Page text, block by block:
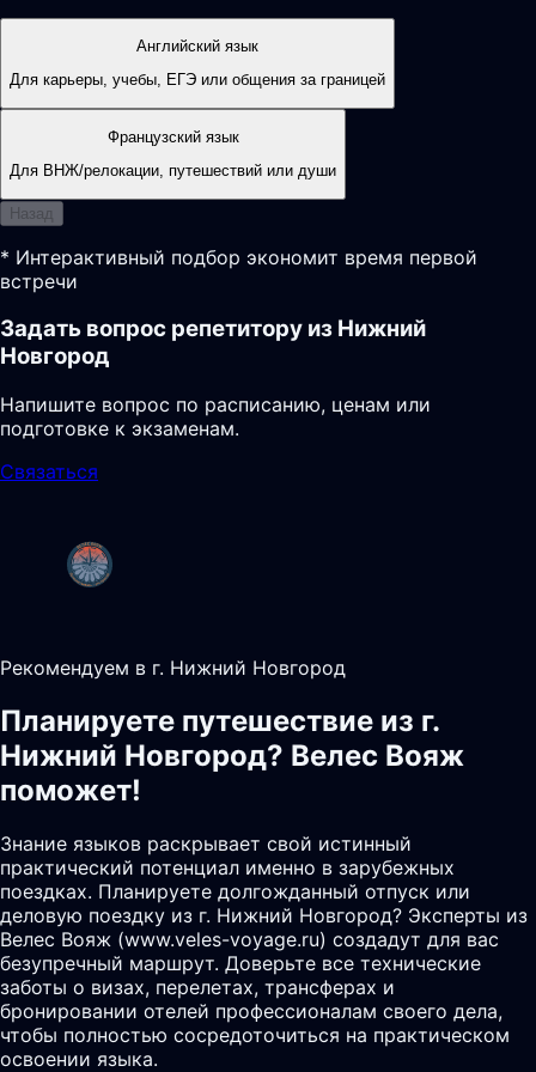
Английский язык
Для карьеры, учебы, ЕГЭ или общения за границей
Французский язык
Для ВНЖ/релокации, путешествий или души
Назад
* Интерактивный подбор экономит время первой
встречи
Задать вопрос репетитору из Нижний
Новгород
Напишите вопрос по расписанию, ценам или
подготовке к экзаменам.
Связаться
Рекомендуем в г. Нижний Новгород
Планируете путешествие из г.
Нижний Новгород? Велес Вояж
поможет!
Знание языков раскрывает свой истинный
практический потенциал именно в зарубежных
поездках. Планируете долгожданный отпуск или
деловую поездку из г. Нижний Новгород? Эксперты из
Велес Вояж (www.veles-voyage.ru) создадут для вас
безупречный маршрут. Доверьте все технические
заботы о визах, перелетах, трансферах и
бронировании отелей профессионалам своего дела,
чтобы полностью сосредоточиться на практическом
освоении языка.